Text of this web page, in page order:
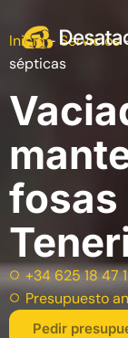
Inicio- Servicios
sépticas
fosas
+34 625 18 47
Presupuesto
Pedir